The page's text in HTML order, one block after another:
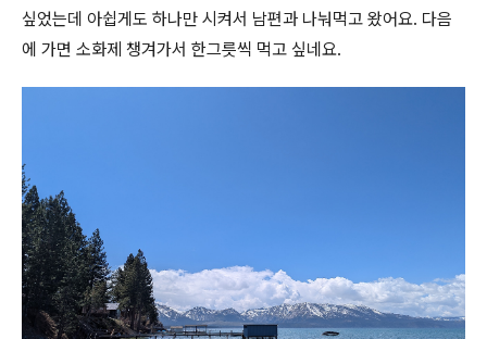
싶었는데 아쉽게도 하나만 시켜서 남편과 나눠먹고 왔어요. 다음
에 가면 소화제 챙겨가서 한그릇씩 먹고 싶네요.